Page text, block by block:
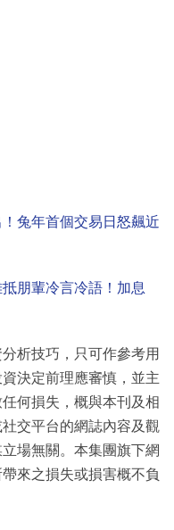
兔年首個交易日怒飆近
朋輩冷言冷語！加息
析技巧，只可作參考用
決定前理應審慎，並主
何損失，概與本刊及相
交平台的網誌內容及觀
場無關。本集團旗下網
來之損失或損害概不負